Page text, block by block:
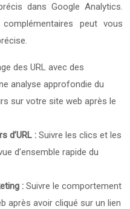
dans Google Analytics.
peut vous
des URL avec des
analyse approfondie du
sur votre site web après le
d’URL : Suivre les clics et les
d’ensemble rapide du
: Suivre le comportement
après avoir cliqué sur un lien